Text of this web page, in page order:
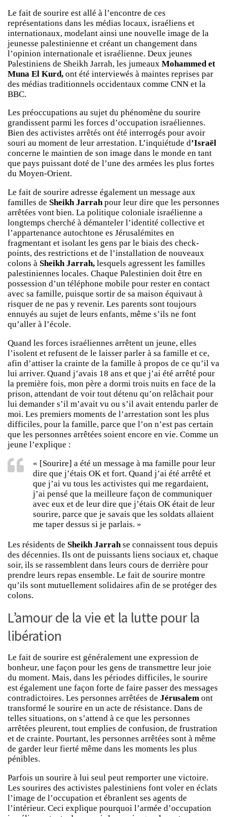
Le fait de sourire est allé à l’encontre de ces
représentations dans les médias locaux, israéliens et
internationaux, modelant ainsi une nouvelle image de la
jeunesse palestinienne et créant un changement dans
l’opinion internationale et israélienne. Deux jeunes
Palestiniens de Sheikh Jarrah, les jumeaux Mohammed et
Muna El Kurd, ont été interviewés à maintes reprises par
des médias traditionnels occidentaux comme CNN et la
BBC.
Les préoccupations au sujet du phénomène du sourire
grandissent parmi les forces d’occupation israéliennes.
Bien des activistes arrêtés ont été interrogés pour avoir
souri au moment de leur arrestation. L’inquiétude d’Israël
concerne le maintien de son image dans le monde en tant
que pays puissant doté de l’une des armées les plus fortes
du Moyen-Orient.
Le fait de sourire adresse également un message aux
familles de Sheikh Jarrahpour leur dire que les personnes
arrêtées vont bien. La politique coloniale israélienne a
longtemps cherché à démanteler l’identité collective et
l’appartenance autochtone es Jérusalémites en
fragmentant et isolant les gens par le biais des check-
points, des restrictions et de l’installation de nouveaux
colons à Sheikh Jarrah, lesquels agressent les familles
palestiniennes locales. Chaque Palestinien doit être en
possession d’un téléphone mobile pour rester en contact
avec sa famille, puisque sortir de sa maison équivaut à
risquer de ne pas y revenir. Les parents sont toujours
ennuyés au sujet de leurs enfants, même s’ils ne font
qu’aller à l’école.
Quand les forces israéliennes arrêtent un jeune, elles
l’isolent et refusent de le laisser parler à sa famille et ce,
afin d’attiser la crainte de la famille à propos de ce qu’il va
lui arriver. Quand j’avais 18 ans et que j’ai été arrêté pour
la première fois, mon père a dormi trois nuits en face de la
prison, attendant de voir tout détenu qu’on relâchait pour
lui demander s’il m’avait vu ou s’il avait entendu parler de
moi. Les premiers moments de l’arrestation sont les plus
difficiles, pour la famille, parce que l’on n’est pas certain
que les personnes arrêtées soient encore en vie. Comme un
jeune l’explique :
« [Sourire] a été un message à ma famille pour leur
dire que j’étais OK et fort. Quand j’ai été arrêté et
que j’ai vu tous les activistes qui me regardaient,
j’ai pensé que la meilleure façon de communiquer
avec eux et de leur dire que j’étais OK était de leur
sourire, parce que je savais que les soldats allaient
me taper dessus si je parlais. »
Les résidents de Sheikh Jarrah se connaissent tous depuis
des décennies. Ils ont de puissants liens sociaux et, chaque
soir, ils se rassemblent dans leurs cours de derrière pour
prendre leurs repas ensemble. Le fait de sourire montre
qu’ils sont mutuellement solidaires afin de se protéger des
colons.
L’amour de la vie et la lutte pour la
libération
Le fait de sourire est généralement une expression de
bonheur, une façon pour les gens de transmettre leur joie
du moment. Mais, dans les périodes difficiles, le sourire
est également une façon forte de faire passer des messages
contradictoires. Les personnes arrêtées de Jérusalem ont
transformé le sourire en un acte de résistance. Dans de
telles situations, on s’attend à ce que les personnes
arrêtées pleurent, tout emplies de confusion, de frustration
et de crainte. Pourtant, les personnes arrêtées sont à même
de garder leur fierté même dans les moments les plus
pénibles.
Parfois un sourire à lui seul peut remporter une victoire.
Les sourires des activistes palestiniens font voler en éclats
l’image de l’occupation et ébranlent ses agents de
l’intérieur. Ceci explique pourquoi l’armée d’occupation